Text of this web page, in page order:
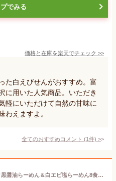
でみる
価格と在庫を楽天でチェック >>
た白えびせんがおすすめ。富
に用いた人気商品。いただき
軽にいただけて自然の甘味に
わえますよ。
全てのおすすめコメント (1件) >
≪麺家いろは≫ 富山ブラック黒醤油らーめん＆白エビ塩らーめん8食セット【東京ラーメンショー 富山湾の宝石 ご当地 拉麺 ラーメン 麺家 お土産 贈り物 ギフト 食べ比べ 本格 B級グルメ】【送料無料ライン対象外】